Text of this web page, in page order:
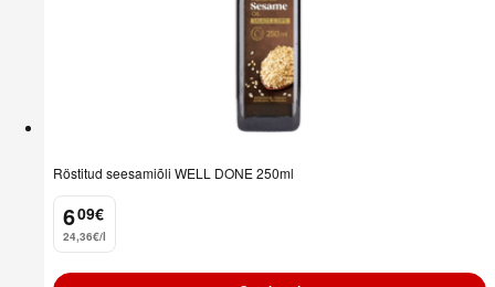
Röstitud seesamiõli WELL DONE 250ml
6
. 09€
24,36€/l